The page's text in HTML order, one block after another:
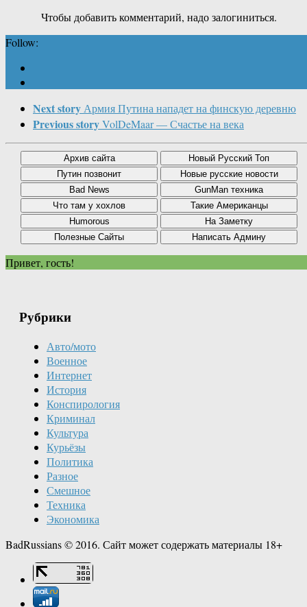
Чтобы добавить комментарий, надо залогиниться.
Follow:
Next storyАрмия Путина нападет на финскую деревню
Previous storyVolDeMaar — Счастье на века
Привет, гость!
Рубрики
Авто/мото
Военное
Интернет
История
Конспирология
Криминал
Культура
Курьёзы
Политика
Разное
Смешное
Техника
Экономика
BadRussians © 2016. Сайт может содержать материалы 18+